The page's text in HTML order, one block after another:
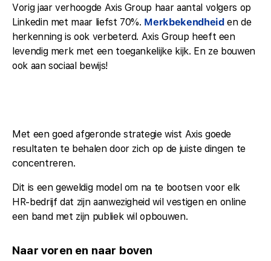
Vorig jaar verhoogde Axis Group haar aantal volgers op
Linkedin met maar liefst 70%. Merkbekendheiden de
herkenning is ook verbeterd. Axis Group heeft een
levendig merk met een toegankelijke kijk. En ze bouwen
ook aan sociaal bewijs!
Met een goed afgeronde strategie wist Axis goede
resultaten te behalen door zich op de juiste dingen te
concentreren.
Dit is een geweldig model om na te bootsen voor elk
HR-bedrijf dat zijn aanwezigheid wil vestigen en online
een band met zijn publiek wil opbouwen.
Naar voren en naar boven